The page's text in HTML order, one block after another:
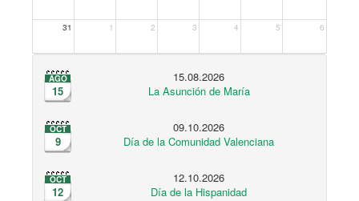
31 1 2 3 4 5 6
AGO
15
15.08.2026
La Asunción de María
OCT
9
09.10.2026
Día de la Comunidad Valenciana
OCT
12
12.10.2026
Día de la Hispanidad